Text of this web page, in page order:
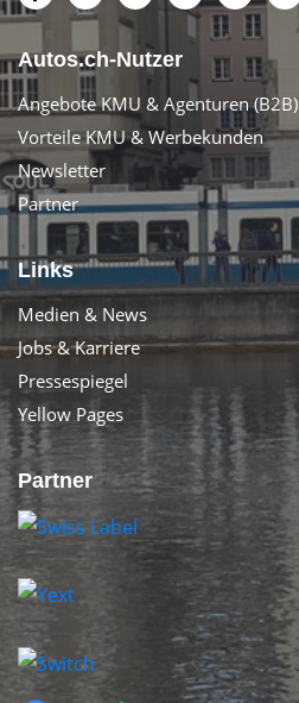
Autos.ch-Nutzer
Angebote KMU & Agenturen (B2B)
Vorteile KMU & Werbekunden
Newsletter
Partner
Links
Medien & News
Jobs & Karriere
Pressespiegel
Yellow Pages
Partner